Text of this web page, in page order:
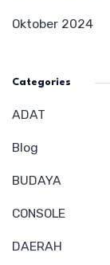
Oktober 2024
Categories
ADAT
Blog
BUDAYA
CONSOLE
DAERAH